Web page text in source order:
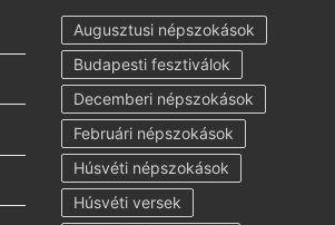
Augusztusi népszokások
Budapesti fesztiválok
Decemberi népszokások
Februári népszokások
Húsvéti népszokások
Húsvéti versek